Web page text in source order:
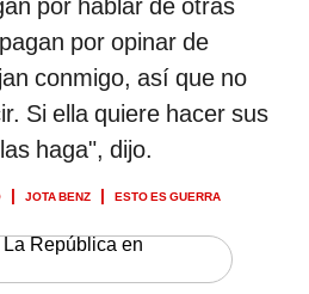
por hablar de otras
por opinar de
conmigo, así que no
Si ella quiere hacer sus
haga", dijo.
JOTA BENZ ESTO ES GUERRA
República en